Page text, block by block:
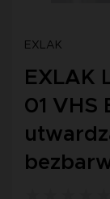
EXLAK
EXLAK
01 VHS